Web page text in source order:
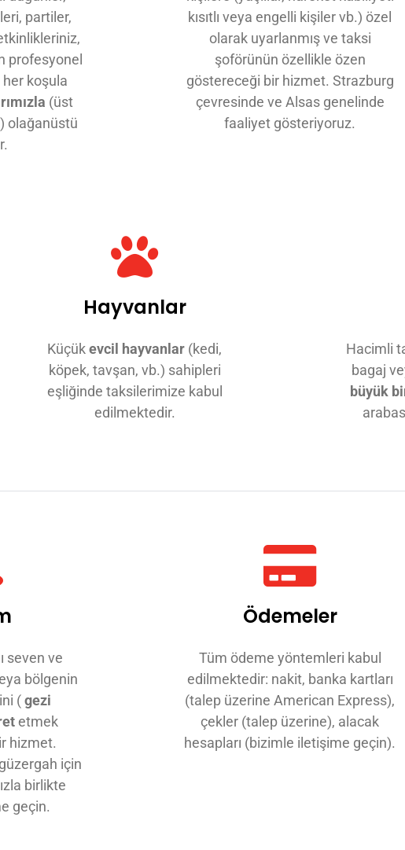
partiler,
profesyonel
koşula
(üst
olağanüstü
kısıtlı veya engelli kişiler vb.) özel
olarak uyarlanmış ve taksi
şoförünün özellikle özen
göstereceği bir hizmet. Strazburg
çevresinde ve Alsas genelinde
faaliyet gösteriyoruz.
Hayvanlar
Küçükevcil hayvanlar (kedi,
köpek, tavşan, vb.) sahipleri
eşliğinde taksilerimize kabul
edilmektedir.
Hacimli
bagaj
büyük
seven ve
bölgenin
(gezi
etmek
hizmet.
için
birlikte
geçin.
Ödemeler
Tüm ödeme yöntemleri kabul
edilmektedir: nakit, banka kartları
(talep üzerine American Express),
çekler (talep üzerine), alacak
hesapları (bizimle iletişime geçin).